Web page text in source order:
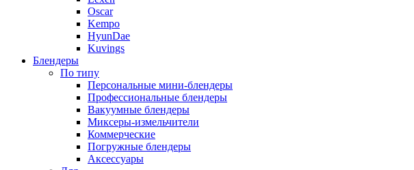
Oscar
Kempo
HyunDae
Kuvings
Блендеры
По типу
Персональные мини-блендеры
Профессиональные блендеры
Вакуумные блендеры
Миксеры-измельчители
Коммерческие
Погружные блендеры
Аксессуары